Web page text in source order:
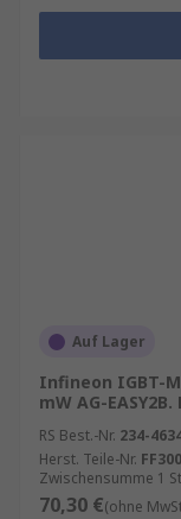
Auf Lager
Infineon IGBT-
mW AG-
RS Best.-Nr. 234-
Herst. Teile-Nr.
Zwischensumme 1
70,30 €(ohne